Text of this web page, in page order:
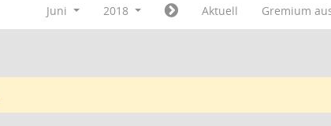
Juni 2018 Aktuell Gremium